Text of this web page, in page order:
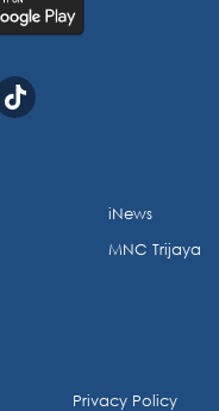
iNews
MNC Trijaya
Privacy Policy